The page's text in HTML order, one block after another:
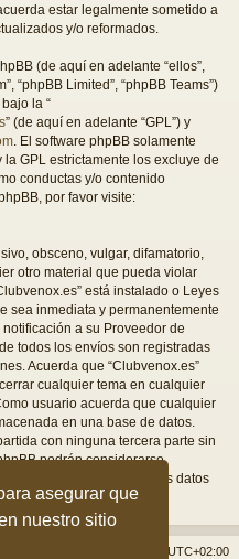
asegurar que
nuestro sitio
estar legalmente sometido a
y/o reformados.
(de aquí en adelante “ellos”,
“phpBB Limited”, “phpBB Teams”)
la “
” (de aquí en adelante “GPL”) y
. El software phpBB solamente
GPL estrictamente los excluye de
conductas y/o contenido
por favor visite:
obsceno, vulgar, difamatorio,
otro material que pueda violar
está instalado o Leyes
sea inmediata y permanentemente
a su Proveedor de
todos los envíos son registradas
Acuerda que “Clubvenox.es”
cualquier tema en cualquier
usuario acuerda que cualquier
en una base de datos.
con ninguna tercera parte sin
podrán considerarse
que conlleve a que los datos
UTC+02:00